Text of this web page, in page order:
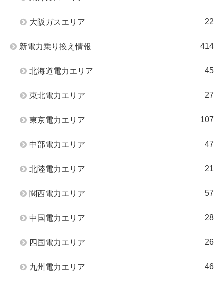
大阪ガスエリア 22
新電力乗り換え情報 414
北海道電力エリア 45
東北電力エリア 27
東京電力エリア 107
中部電力エリア 47
北陸電力エリア 21
関西電力エリア 57
中国電力エリア 28
四国電力エリア 26
九州電力エリア 46